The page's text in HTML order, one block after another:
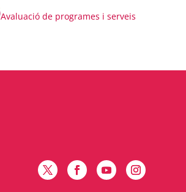
Avaluació de programes i serveis